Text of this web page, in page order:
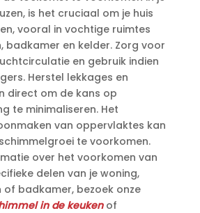
is het cruciaal om je huis
vooral in vochtige ruimtes
badkamer en kelder.​ Zorg voor
en gebruik indien
Herstel lekkages en
direct om de kans op
te minimaliseren.​ Het
van oppervlaktes kan
te voorkomen.​
over het voorkomen van
delen van je woning,
of badkamer, bezoek onze
in de keukenof